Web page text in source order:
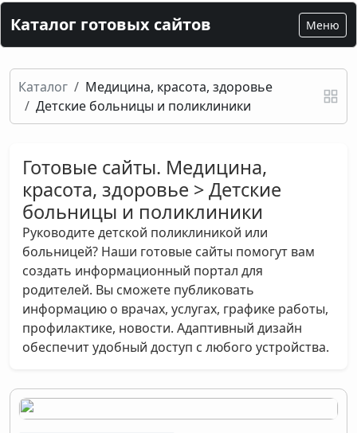
Каталог готовых сайтов Меню
Каталог
Медицина, красота, здоровье
Детские больницы и поликлиники
Готовые сайты. Медицина,
красота, здоровье > Детские
больницы и поликлиники
Руководите детской поликлиникой или
больницей? Наши готовые сайты помогут вам
создать информационный портал для
родителей. Вы сможете публиковать
информацию о врачах, услугах, графике работы,
профилактике, новости. Адаптивный дизайн
обеспечит удобный доступ с любого устройства.